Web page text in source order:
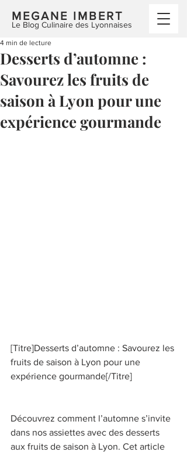
MEGANE IMBERT
Le Blog Culinaire des Lyonnaises
Desserts d’automne :
Savourez les fruits de
saison à Lyon pour une
expérience gourmande
4 min de lecture
[Titre]Desserts d’automne : Savourez les
fruits de saison à Lyon pour une
expérience gourmande[/Titre]
Découvrez comment l’automne s’invite
dans nos assiettes avec des desserts
aux fruits de saison à Lyon. Cet article